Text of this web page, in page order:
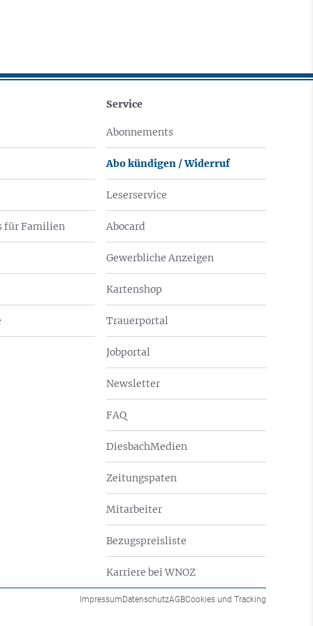
für Familien
Service
Abonnements
Abo kündigen / Widerruf
Leserservice
Abocard
Gewerbliche Anzeigen
Kartenshop
Trauerportal
Jobportal
Newsletter
FAQ
DiesbachMedien
Zeitungspaten
Mitarbeiter
Bezugspreisliste
Karriere bei WNOZ
ImpressumDatenschutzAGBCookies und Tracking